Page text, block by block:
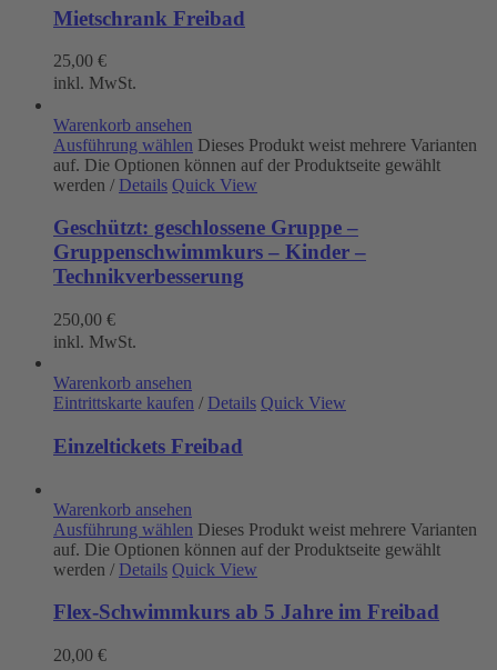
Mietschrank Freibad
25,00 €
inkl. MwSt.
Warenkorb ansehen
Ausführung wählen Dieses Produkt weist mehrere Varianten
auf. Die Optionen können auf der Produktseite gewählt
werden / Details Quick View
Geschützt: geschlossene Gruppe –
Gruppenschwimmkurs – Kinder –
Technikverbesserung
250,00 €
inkl. MwSt.
Warenkorb ansehen
Eintrittskarte kaufen / Details Quick View
Einzeltickets Freibad
Warenkorb ansehen
Ausführung wählen Dieses Produkt weist mehrere Varianten
auf. Die Optionen können auf der Produktseite gewählt
werden / Details Quick View
Flex-Schwimmkurs ab 5 Jahre im Freibad
20,00 €